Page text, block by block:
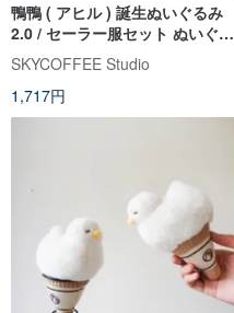
鴨鴨 ( アヒル ) 誕生ぬいぐるみ
2.0 / セーラー服セット ぬいぐる
み
SKYCOFFEE Studio
1,717円